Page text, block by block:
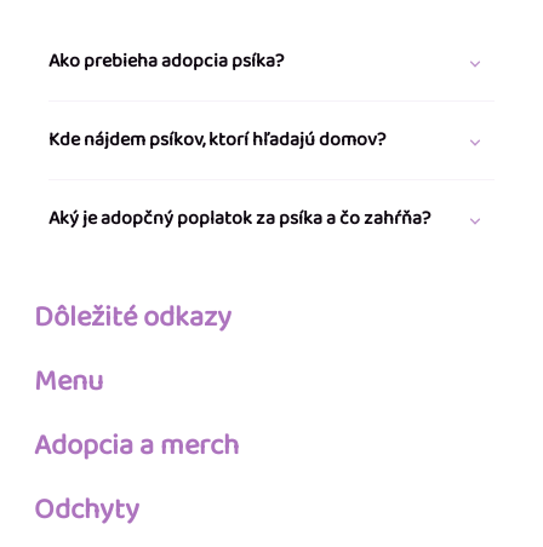
Ako prebieha adopcia psíka?
Kde nájdem psíkov, ktorí hľadajú domov?
Aký je adopčný poplatok za psíka a čo zahŕňa?
Dôležité odkazy
Menu
Adopcia a merch
Odchyty